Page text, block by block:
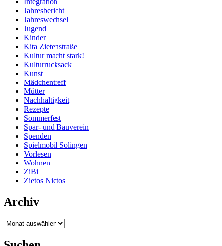
Integration
Jahresbericht
Jahreswechsel
Jugend
Kinder
Kita Zietenstraße
Kultur macht stark!
Kulturrucksack
Kunst
Mädchentreff
Mütter
Nachhaltigkeit
Rezepte
Sommerfest
Spar- und Bauverein
Spenden
Spielmobil Solingen
Vorlesen
Wohnen
ZiBi
Zietos Nietos
Archiv
Archiv